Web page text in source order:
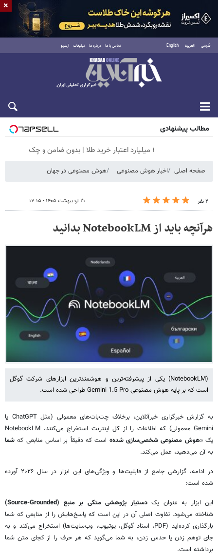
فارسی العربية English تماس با ما درباره ما تبلیغات آرشیو
جمعه ۱۶ مرداد ۱۴۰۵
مطالب پیشنهادی
۱ میلیارد اعتبار خرید طلا | بدون ضامن و چک
صفحه اصلی اخبار هوش مصنوعی هوش مصنوعی در جهان
۲ نفر ۲۱ اردیبهشت ۱۴۰۵ - ۱۷:۱۵
هرآنچه باید از NotebookLM بدانید
​​​​​(NotebookLM) یکی از پیشرفته‌ترین و هوشمندترین ابزارهای شرکت گوگل
است که بر پایه هوش مصنوعی Gemini 1.5 Pro طراحی شده است.
به گزارش خبرگزاری خبرآنلاین، برخلاف چت‌بات‌های معمولی (مثل ChatGPT یا
Gemini معمولی) که اطلاعات را از کل اینترنت استخراج می‌کنند، NotebookLM
یک «هوش مصنوعی شخصی‌سازی شده» است که دقیقاً بر اساس منابعی که شما
به آن می‌دهید، عمل می‌کند.
در ادامه، گزارشی جامع از قابلیت‌ها و ویژگی‌های این ابزار در سال ۲۰۲۶ آورده
شده است:
این ابزار به عنوان یکدستیار پژوهشی متکی بر منبع (Source-Grounded)
شناخته می‌شود. تفاوت اصلی آن در این است که پاسخ‌هایش را از منابعی که شما
بارگذاری کرده‌اید (PDF، اسناد گوگل، یوتیوب، وب‌سایت‌ها) استخراج می‌کند و به
جای توهم زدن یا حدس زدن، به شما می‌گوید که هر حرف را از کجای متن شما
برداشته است.
×